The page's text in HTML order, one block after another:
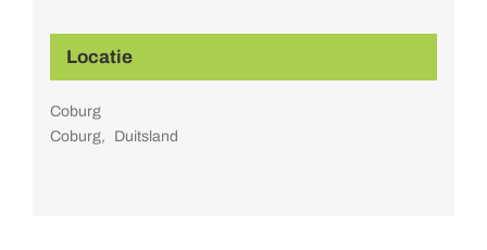
Locatie
Coburg
Coburg, Duitsland